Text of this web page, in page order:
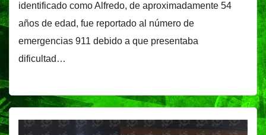
identificado como Alfredo, de aproximadamente 54
años de edad, fue reportado al número de
emergencias 911 debido a que presentaba
dificultad…